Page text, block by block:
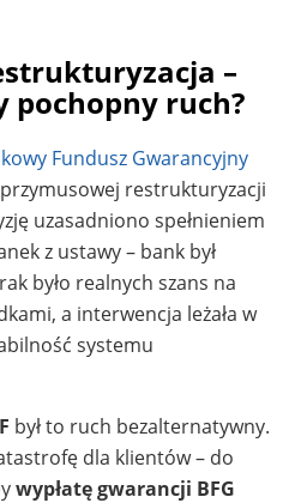
–
pochopny ruch?
Fundusz Gwarancyjny
restrukturyzacji
uzasadniono spełnieniem
z ustawy – bank był
było realnych szans na
a interwencja leżała w
systemu
był to ruch bezalternatywny.
dla klientów – do
wypłatę gwarancji BFG